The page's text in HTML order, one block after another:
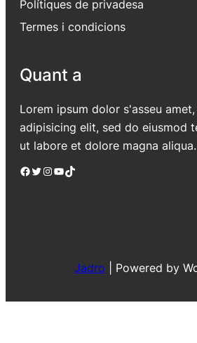
Polítiques de privadesa
Termes i condicions
Quant a
Lorem ipsum dolor s'asseu
adipisicing elit, sed do eiusmod
ut labore et dolore magna aliqua.
Facebook Twitter Instagram YouTube TikTok
Jadro Powered by